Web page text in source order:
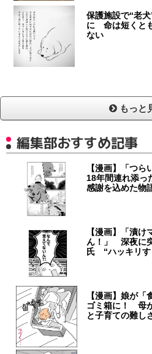
保護施設で“老
に 命は短くと
ない
もっと
編集部おすすめ記事
【漫画】「つ
18年間連れ添
感謝を込めた物
【漫画】「漬
ん！」 深夜に
氏 “ハッキリす
【漫画】娘が
ゴミ箱に！ 母
と子育ての難し